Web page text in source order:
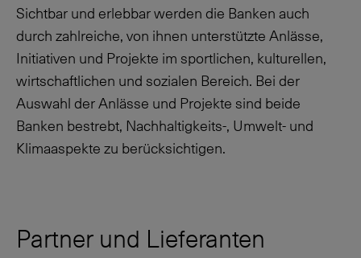
Sichtbar und erlebbar werden die Banken auch
durch zahlreiche, von ihnen unterstützte Anlässe,
Initiativen und Projekte im sportlichen, kulturellen,
wirtschaftlichen und sozialen Bereich. Bei der
Auswahl der Anlässe und Projekte sind beide
Banken bestrebt, Nachhaltigkeits-, Umwelt- und
Klimaaspekte zu berücksichtigen.
Partner und Lieferanten